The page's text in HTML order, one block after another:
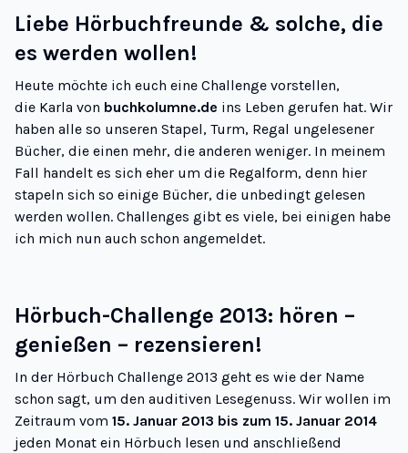
Liebe Hörbuchfreunde & solche, die
es werden wollen!
Heute möchte ich euch eine Challenge vorstellen,
die Karla von buchkolumne.de ins Leben gerufen hat. Wir
haben alle so unseren Stapel, Turm, Regal ungelesener
Bücher, die einen mehr, die anderen weniger. In meinem
Fall handelt es sich eher um die Regalform, denn hier
stapeln sich so einige Bücher, die unbedingt gelesen
werden wollen. Challenges gibt es viele, bei einigen habe
ich mich nun auch schon angemeldet.
Hörbuch-Challenge 2013: hören –
genießen – rezensieren!
In der Hörbuch Challenge 2013 geht es wie der Name
schon sagt, um den auditiven Lesegenuss. Wir wollen im
Zeitraum vom 15. Januar 2013 bis zum 15. Januar 2014
jeden Monat ein Hörbuch lesen und anschließend